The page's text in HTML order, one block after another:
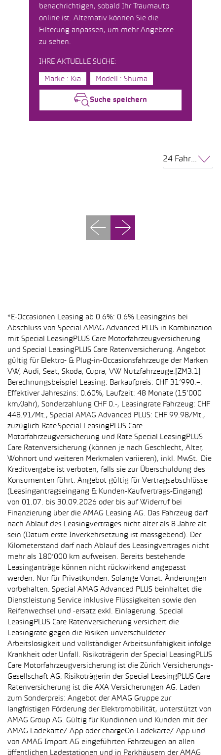
benachrichtigen, sobald Ihr Traumauto
online ist. Alternativ können Sie die
Filterung anpassen, um mehr Angebote
zu sehen.
IHRE AKTUELLE SUCHE:
Marke : Kia Modell : Shuma
Suche speichern
24 Fahrzeuge pro Seite
*E-Occasionen Leasing ab 0.6%: 0.6% Leasingzins bei
Abschluss von Special AMAG Advanced PLUS in Kombination
mit Special LeasingPLUS Care Motorfahrzeugversicherung
und Special LeasingPLUS Care Ratenversicherung. Angebot
gültig für Elektro- & Plug-in-Occasionsfahrzeuge der Marken
VW, Audi, Seat, Skoda, Cupra, VW Nutzfahrzeuge.[ZM3.1]
Berechnungsbeispiel Leasing: Barkaufpreis: CHF 31’990.–.
Effektiver Jahreszins: 0.60%, Laufzeit: 48 Monate (15’000
km/Jahr), Sonderzahlung CHF 0.-, Leasingrate Fahrzeug: CHF
448.91/Mt., Special AMAG Advanced PLUS: CHF 99.98/Mt.,
zuzüglich Rate Special LeasingPLUS Care
Motorfahrzeugversicherung und Rate Special LeasingPLUS
Care Ratenversicherung (können je nach Geschlecht, Alter,
Wohnort und weiteren Merkmalen variieren), inkl. MwSt. Die
Kreditvergabe ist verboten, falls sie zur Überschuldung des
Konsumenten führt. Angebot gültig für Vertragsabschlüsse
(Leasingantragseingang & Kunden-Kaufvertrags-Eingang)
von 01.07. bis 30.09.2026 oder bis auf Widerruf bei
Finanzierung über die AMAG Leasing AG. Das Fahrzeug darf
nach Ablauf des Leasingvertrages nicht älter als 8 Jahre alt
sein (Datum erste Inverkehrsetzung ist massgebend). Der
Kilometerstand darf nach Ablauf des Leasingvertrages nicht
mehr als 180’000 km aufweisen. Bereits bestehende
Leasinganträge können nicht rückwirkend angepasst
werden. Nur für Privatkunden. Solange Vorrat. Änderungen
vorbehalten. Special AMAG Advanced PLUS beinhaltet die
Dienstleistung Service inklusive Flüssigkeiten sowie den
Reifenwechsel und -ersatz exkl. Einlagerung. Special
LeasingPLUS Care Ratenversicherung versichert die
Leasingrate gegen die Risiken unverschuldeter
Arbeitslosigkeit und vollständiger Arbeitsunfähigkeit infolge
Krankheit oder Unfall. Risikoträgerin der Special LeasingPLUS
Care Motorfahrzeugversicherung ist die Zürich Versicherungs-
Gesellschaft AG. Risikoträgerin der Special LeasingPLUS Care
Ratenversicherung ist die AXA Versicherungen AG. Laden
zum Sonderpreis: Angebot der AMAG Gruppe zur
langfristigen Förderung der Elektromobilität, unterstützt von
AMAG Group AG. Gültig für Kundinnen und Kunden mit der
AMAG Ladekarte/-App oder chargeOn-Ladekarte/-App und
von AMAG Import AG eingeführten Fahrzeugen an allen
öffentlichen Ladestationen und in Parkhäusern der AMAG